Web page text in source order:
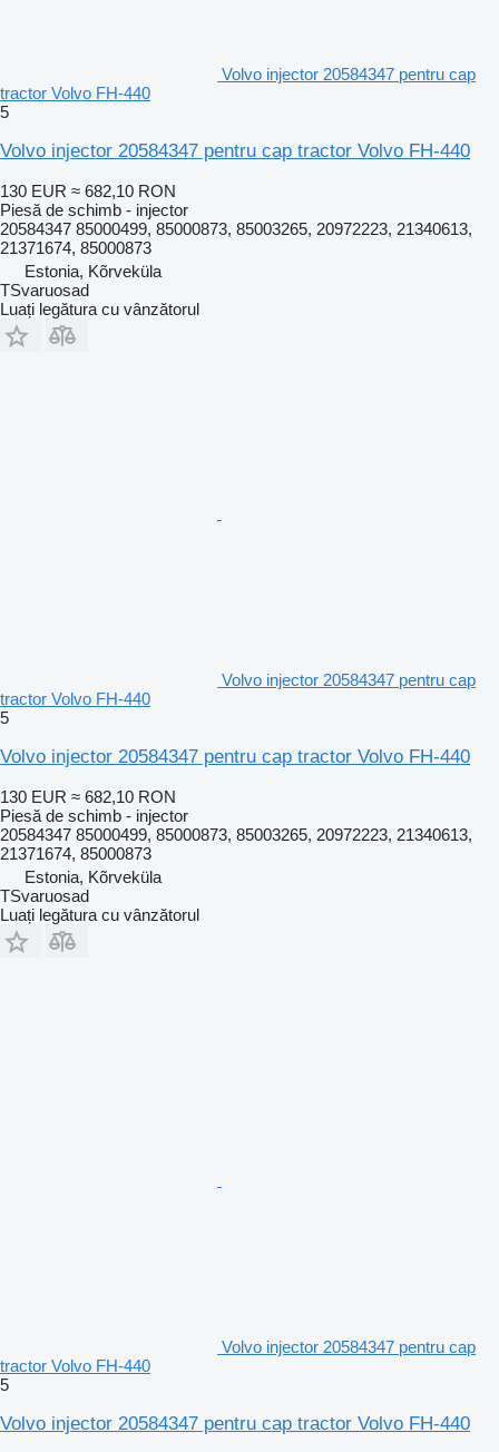
Volvo injector 20584347 pentru cap
tractor Volvo FH-440
5
Volvo injector 20584347 pentru cap tractor Volvo FH-440
130 EUR ≈ 682,10 RON
Piesă de schimb - injector
20584347 85000499, 85000873, 85003265, 20972223, 21340613,
21371674, 85000873
Estonia, Kõrveküla
TSvaruosad
Luați legătura cu vânzătorul
Volvo injector 20584347 pentru cap
tractor Volvo FH-440
5
Volvo injector 20584347 pentru cap tractor Volvo FH-440
130 EUR ≈ 682,10 RON
Piesă de schimb - injector
20584347 85000499, 85000873, 85003265, 20972223, 21340613,
21371674, 85000873
Estonia, Kõrveküla
TSvaruosad
Luați legătura cu vânzătorul
Volvo injector 20584347 pentru cap
tractor Volvo FH-440
5
Volvo injector 20584347 pentru cap tractor Volvo FH-440